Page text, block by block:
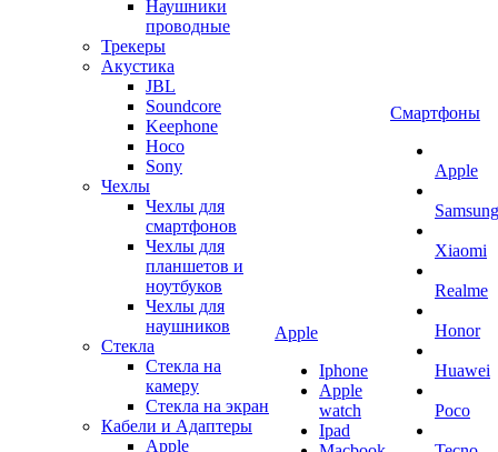
Наушники
проводные
Трекеры
Акустика
JBL
Soundcore
Keephone
Hoco
Sony
Чехлы
Чехлы для
смартфонов
Чехлы для
планшетов и
ноутбуков
Чехлы для
наушников
Стекла
Стекла на
камеру
Стекла на экран
Кабели и Адаптеры
Apple
Apple
Iphone
Apple
watch
Ipad
Смартфоны
Apple
Samsung
Xiaomi
Realme
Honor
Huawei
Poco